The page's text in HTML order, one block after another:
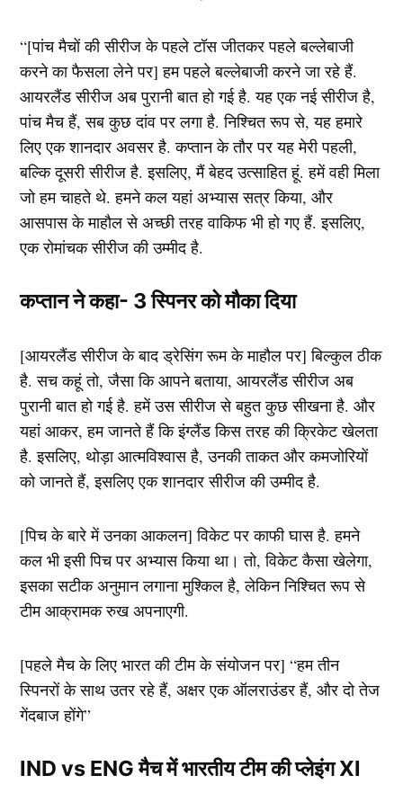
“[पांच मैचों की सीरीज के पहले टॉस जीतकर पहले बल्लेबाजी
करने का फैसला लेने पर] हम पहले बल्लेबाजी करने जा रहे हैं.
आयरलैंड सीरीज अब पुरानी बात हो गई है. यह एक नई सीरीज है,
पांच मैच हैं, सब कुछ दांव पर लगा है. निश्चित रूप से, यह हमारे
लिए एक शानदार अवसर है. कप्तान के तौर पर यह मेरी पहली,
बल्कि दूसरी सीरीज है. इसलिए, मैं बेहद उत्साहित हूं. हमें वही मिला
जो हम चाहते थे. हमने कल यहां अभ्यास सत्र किया, और
आसपास के माहौल से अच्छी तरह वाकिफ भी हो गए हैं. इसलिए,
एक रोमांचक सीरीज की उम्मीद है.
कप्तान ने कहा- 3 स्पिनर को मौका दिया
[आयरलैंड सीरीज के बाद ड्रेसिंग रूम के माहौल पर] बिल्कुल ठीक
है. सच कहूं तो, जैसा कि आपने बताया, आयरलैंड सीरीज अब
पुरानी बात हो गई है. हमें उस सीरीज से बहुत कुछ सीखना है. और
यहां आकर, हम जानते हैं कि इंग्लैंड किस तरह की क्रिकेट खेलता
है. इसलिए, थोड़ा आत्मविश्वास है, उनकी ताकत और कमजोरियों
को जानते हैं, इसलिए एक शानदार सीरीज की उम्मीद है.
[पिच के बारे में उनका आकलन] विकेट पर काफी घास है. हमने
कल भी इसी पिच पर अभ्यास किया था। तो, विकेट कैसा खेलेगा,
इसका सटीक अनुमान लगाना मुश्किल है, लेकिन निश्चित रूप से
टीम आक्रामक रुख अपनाएगी.
[पहले मैच के लिए भारत की टीम के संयोजन पर] “हम तीन
स्पिनरों के साथ उतर रहे हैं, अक्षर एक ऑलराउंडर हैं, और दो तेज
गेंदबाज होंगे”
IND vs ENG मैच में भारतीय टीम की प्लेइंग XI